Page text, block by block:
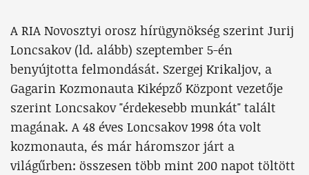
A RIA Novosztyi orosz hírügynökség szerint Jurij
Loncsakov (ld. alább) szeptember 5-én
benyújtotta felmondását. Szergej Krikaljov, a
Gagarin Kozmonauta Kiképző Központ vezetője
szerint Loncsakov "érdekesebb munkát" talált
magának. A 48 éves Loncsakov 1998 óta volt
kozmonauta, és már háromszor járt a
világűrben: összesen több mint 200 napot töltött